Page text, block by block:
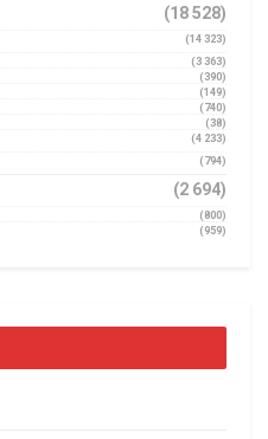
(18 528)
(14 323)
(3 363)
(390)
(149)
(740)
(38)
(4 233)
(794)
(2 694)
(800)
(959)